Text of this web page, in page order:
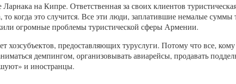
на Кипре. Ответственная за своих клиентов
когда это случится. Все эти люди, заплатившие немалые суммы
огромные проблемы туристической сферы Армении.
предоставляющих туруслуги. Потому что все,
демпингом, организовывать авиарейсы, продавать
и иностранцы.